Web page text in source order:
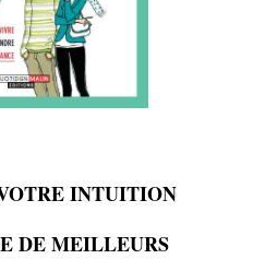
INTUITION
DE MEILLEURS